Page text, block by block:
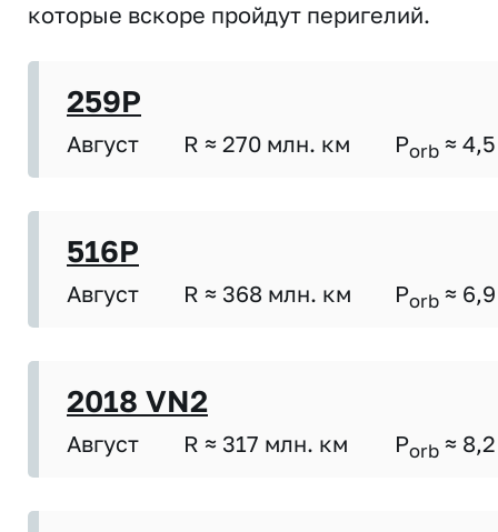
которые вскоре пройдут перигелий.
259P
Август R ≈ 270 млн. км Porb ≈ 4,5
516P
Август R ≈ 368 млн. км Porb ≈ 6,9
2018 VN2
Август R ≈ 317 млн. км Porb ≈ 8,2